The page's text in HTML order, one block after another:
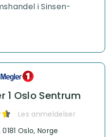
i Sinsen-
1 Oslo Sentrum
Les anmeldelser
Oslo, Norge